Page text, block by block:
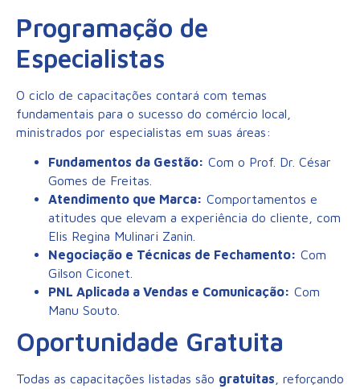
Programação de
Especialistas
O ciclo de capacitações contará com temas
fundamentais para o sucesso do comércio local,
ministrados por especialistas em suas áreas:
Fundamentos da Gestão: Com o Prof. Dr. César
Gomes de Freitas.
Atendimento que Marca: Comportamentos e
atitudes que elevam a experiência do cliente, com
Elis Regina Mulinari Zanin.
Negociação e Técnicas de Fechamento: Com
Gilson Ciconet.
PNL Aplicada a Vendas e Comunicação: Com
Manu Souto.
Oportunidade Gratuita
Todas as capacitações listadas são gratuitas , reforçando